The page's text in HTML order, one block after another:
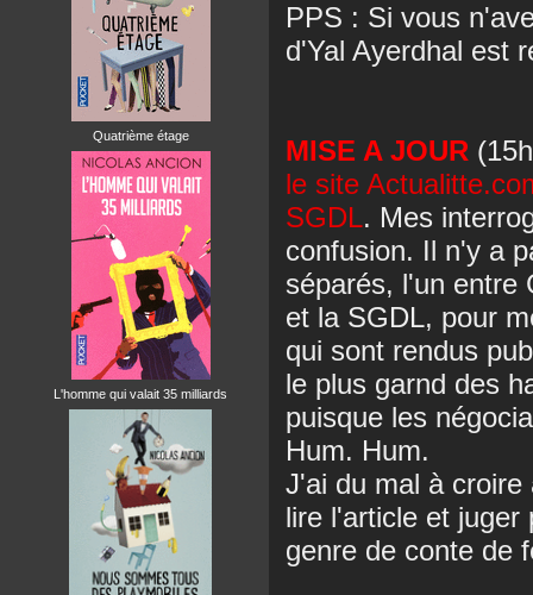
Quatrième étage
L'homme qui valait 35 milliards
PPS : Si vous
d'Yal Ayerdhal est
MISE A JOUR
le site
SGDL. Mes
confusion. Il n'y a
séparés, l'un entre
et la SGDL, pour
qui sont rendus
le plus garnd des
puisque les
Hum. Hum.
J'ai du mal à
lire l'article et juger
genre de conte de